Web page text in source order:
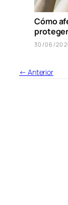
Cómo
30/06/
← Anterior